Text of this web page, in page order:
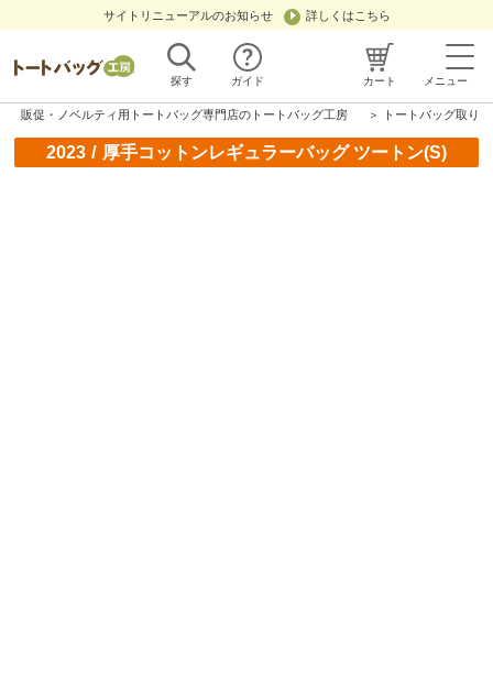
サイトリニューアルのお知らせ 詳しくはこちら
探す ガイド カート メニュー
販促・ノベルティ用トートバッグ専門店のトートバッグ工房 ＞ トートバッグ取り
2023/ 厚手コットンレギュラーバッグ ツートン(S)